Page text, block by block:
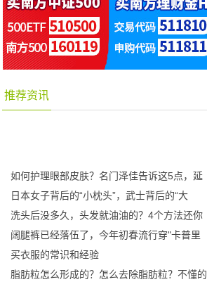
推荐资讯
如何护理眼部皮肤？名门泽佳告诉这5点，延
日本女子背后的“小枕头”，武士背后的“大
洗头后没多久，头发就油油的？4个方法还你
阔腿裤已经落伍了，今年初春流行穿"卡普里
买衣服的常识和经验
脂肪粒怎么形成的？怎么去除脂肪粒？不懂的